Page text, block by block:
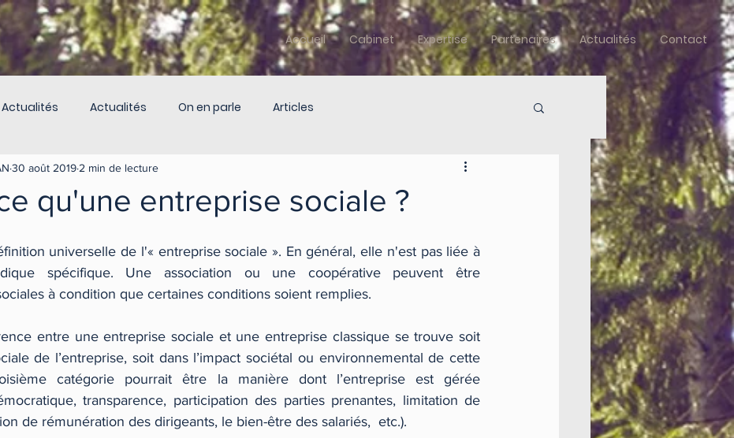
Accueil Cabinet Expertise Partenaires Actualités Contact
Actualités Actualités On en parle Articles
qu'une entreprise sociale ?
30 août 2019 2 min de lecture
universelle de l'« entreprise sociale ». En général, elle n'est pas liée à
spécifique. Une association ou une coopérative peuvent être
à condition que certaines conditions soient remplies.
entre une entreprise sociale et une entreprise classique se trouve soit
de l’entreprise, soit dans l’impact sociétal ou environnemental de cette
catégorie pourrait être la manière dont l’entreprise est gérée
transparence, participation des parties prenantes, limitation de
de rémunération des dirigeants, le bien-être des salariés,  etc.).